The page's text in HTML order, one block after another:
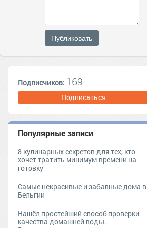
Публиковать
Подписчиков: 169
Подписаться
Популярные записи
8 кулинарных секретов для тех, кто
хочет тратить минимум времени на
готовку
Самые некрасивые и забавные дома в
Бельгии
Нашёл простейший способ проверки
качества домашней воды.